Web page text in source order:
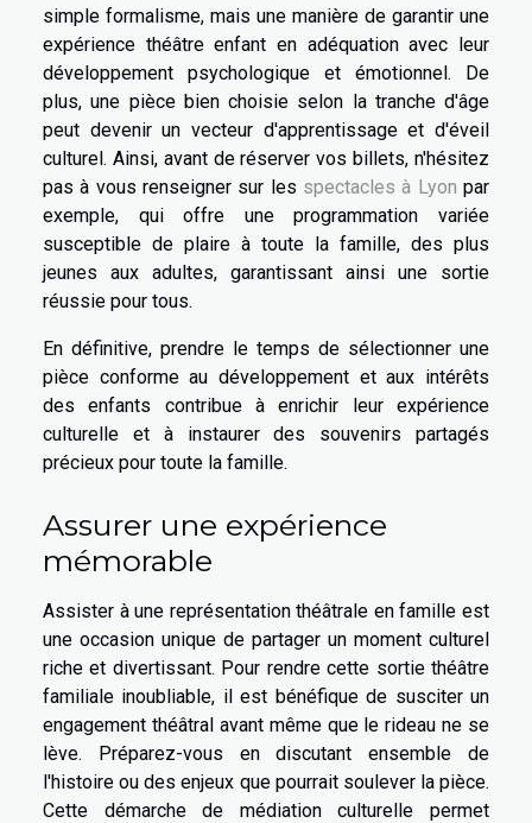
simple formalisme, mais une manière de garantir une
expérience théâtre enfant en adéquation avec leur
développement psychologique et émotionnel. De
plus, une pièce bien choisie selon la tranche d'âge
peut devenir un vecteur d'apprentissage et d'éveil
culturel. Ainsi, avant de réserver vos billets, n'hésitez
pas à vous renseigner sur les spectacles à Lyon par
exemple, qui offre une programmation variée
susceptible de plaire à toute la famille, des plus
jeunes aux adultes, garantissant ainsi une sortie
réussie pour tous.
En définitive, prendre le temps de sélectionner une
pièce conforme au développement et aux intérêts
des enfants contribue à enrichir leur expérience
culturelle et à instaurer des souvenirs partagés
précieux pour toute la famille.
Assurer une expérience
mémorable
Assister à une représentation théâtrale en famille est
une occasion unique de partager un moment culturel
riche et divertissant. Pour rendre cette sortie théâtre
familiale inoubliable, il est bénéfique de susciter un
engagement théâtral avant même que le rideau ne se
lève. Préparez-vous en discutant ensemble de
l'histoire ou des enjeux que pourrait soulever la pièce.
Cette démarche de médiation culturelle permet